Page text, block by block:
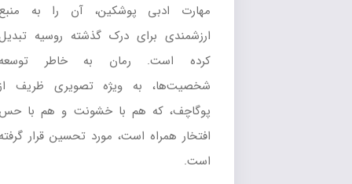
مهارت ادبی پوشکین، آن را به منبع
ارزشمندی برای درک گذشته روسیه تبدیل
کرده است. رمان به خاطر توسعه
شخصیت‌ها، به ویژه تصویری ظریف از
پوگاچف، که هم با خشونت و هم با حس
افتخار همراه است، مورد تحسین قرار گرفته